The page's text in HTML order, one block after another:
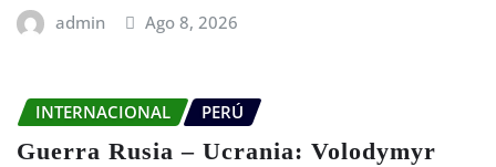
admin Ago 8, 2026
INTERNACIONAL PERÚ
Guerra Rusia – Ucrania: Volodymyr